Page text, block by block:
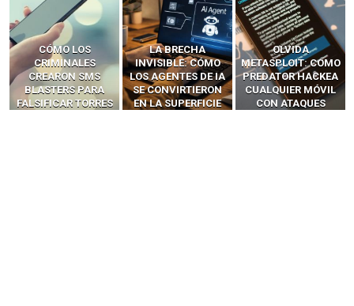
LA BRECHA
INVISIBLE: CÓMO
LOS AGENTES DE IA
SE CONVIRTIERON
EN LA SUPERFICIE
OLVIDA
METASPLOIT: CÓMO
PREDATOR HACKEA
CUALQUIER MÓVIL
CON ATAQUES
CÓMO LOS HACKERS
INTERCEPTAN OTPS
Y LLAMADAS
MÓVILES SIN
‘HACKEAR’ — EL